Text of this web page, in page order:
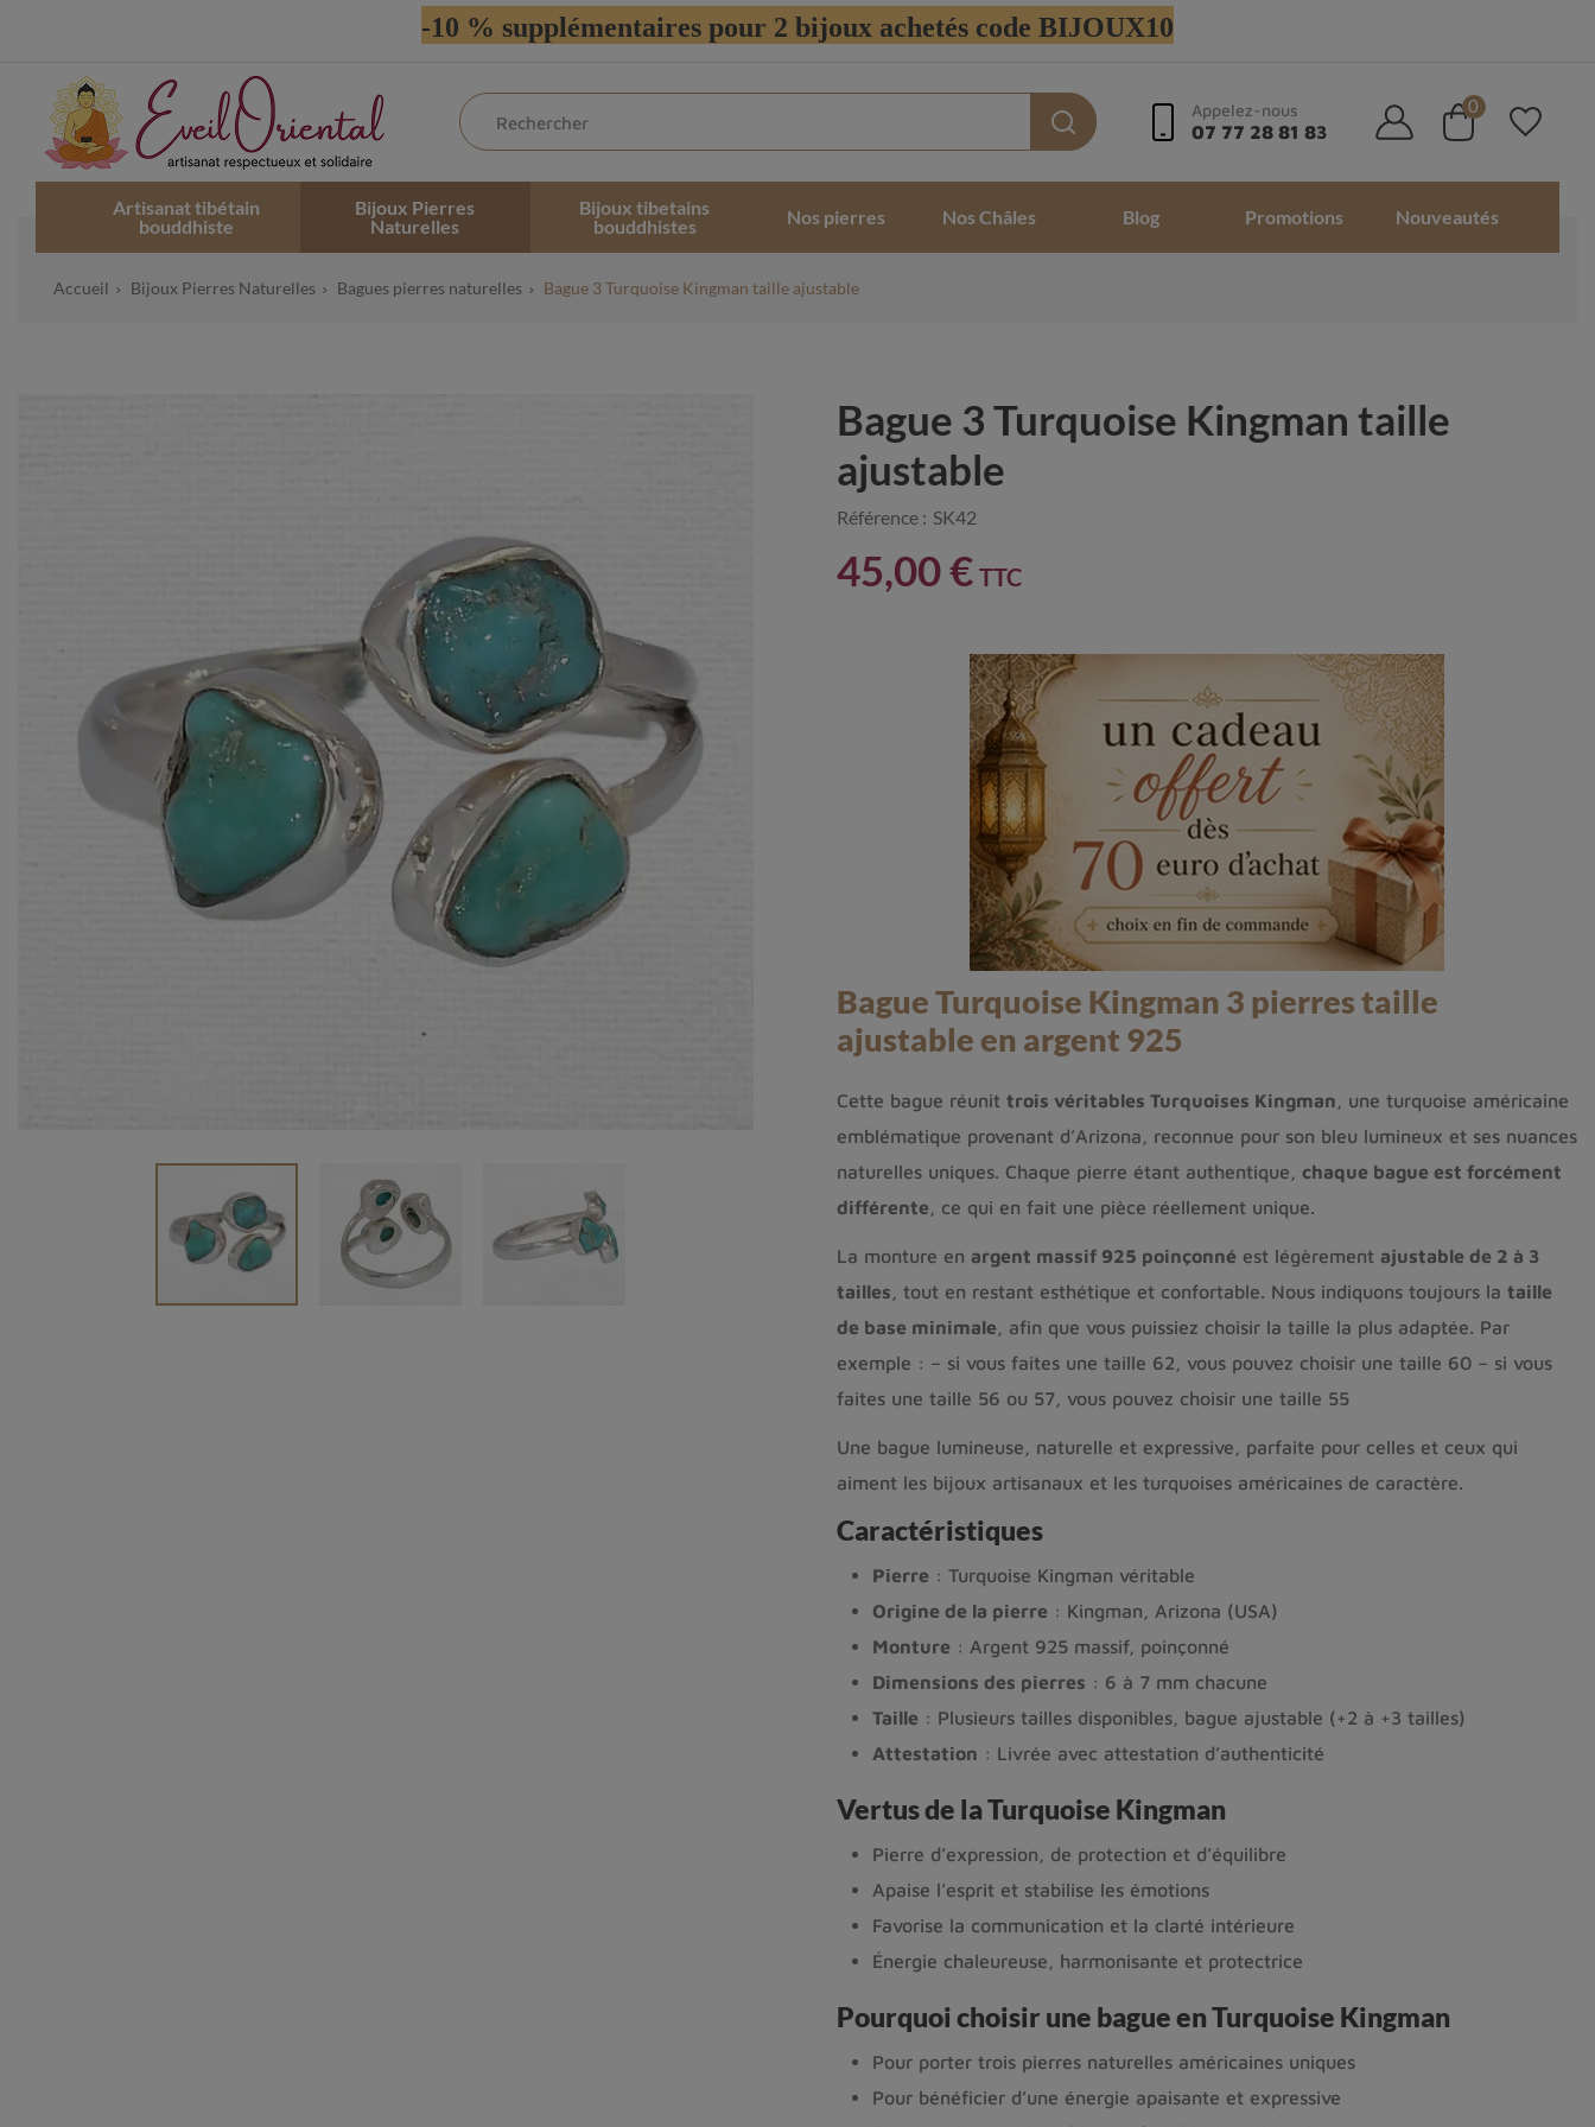
-10 % supplémentaires pour 2 bijoux achetés code BIJOUX10
Appelez-nous
07 77 28 81 83
0
Artisanat tibétain
bouddhiste
Bijoux Pierres
Naturelles
Bijoux tibetains
bouddhistes
Nos pierres Nos Châles Blog Promotions Nouveautés
Accueil Bijoux Pierres Naturelles Bagues pierres naturelles Bague 3 Turquoise Kingman taille ajustable
Bague 3 Turquoise Kingman taille
ajustable
Référence : SK42
45,00 € TTC
Bague Turquoise Kingman 3 pierres taille
ajustable en argent 925
Cette bague réunit trois véritables Turquoises Kingman , une turquoise américaine
emblématique provenant d’Arizona, reconnue pour son bleu lumineux et ses nuances
naturelles uniques. Chaque pierre étant authentique, chaque bague est forcément
différente , ce qui en fait une pièce réellement unique.
La monture en argent massif 925 poinçonné est légèrement ajustable de 2 à 3
tailles , tout en restant esthétique et confortable. Nous indiquons toujours la taille
de base minimale , afin que vous puissiez choisir la taille la plus adaptée. Par
exemple : – si vous faites une taille 62, vous pouvez choisir une taille 60 – si vous
faites une taille 56 ou 57, vous pouvez choisir une taille 55
Une bague lumineuse, naturelle et expressive, parfaite pour celles et ceux qui
aiment les bijoux artisanaux et les turquoises américaines de caractère.
Caractéristiques
Pierre : Turquoise Kingman véritable
Origine de la pierre : Kingman, Arizona (USA)
Monture : Argent 925 massif, poinçonné
Dimensions des pierres : 6 à 7 mm chacune
Taille : Plusieurs tailles disponibles, bague ajustable (+2 à +3 tailles)
Attestation : Livrée avec attestation d’authenticité
Vertus de la Turquoise Kingman
Pierre d’expression, de protection et d’équilibre
Apaise l’esprit et stabilise les émotions
Favorise la communication et la clarté intérieure
Énergie chaleureuse, harmonisante et protectrice
Pourquoi choisir une bague en Turquoise Kingman
Pour porter trois pierres naturelles américaines uniques
Pour bénéficier d’une énergie apaisante et expressive